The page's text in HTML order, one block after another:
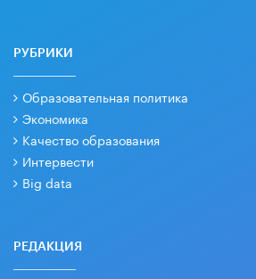
РУБРИКИ
Образовательная политика
Экономика
Качество образования
Интервести
Big data
РЕДАКЦИЯ